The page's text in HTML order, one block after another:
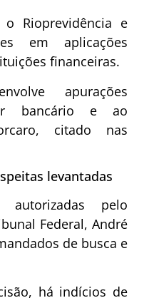
o Rioprevidência e
em aplicações
financeiras.
apurações
bancário e ao
, citado nas
levantadas
pelo
Federal, André
de busca e
há indícios de